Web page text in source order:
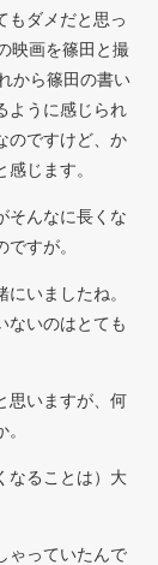
もダメだと思っ
映画を篠田と撮
から篠田の書い
ように感じられ
のですけど、か
じます。
そんなに長くな
すが。
いましたね。
ないのはとても
思いますが、何
なることは）大
ゃっていたんで